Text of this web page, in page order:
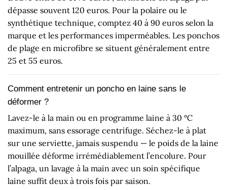
dépasse souvent 120 euros. Pour la polaire ou le
synthétique technique, comptez 40 à 90 euros selon la
marque et les performances imperméables. Les ponchos
de plage en microfibre se situent généralement entre
25 et 55 euros.
Comment entretenir un poncho en laine sans le
déformer ?
Lavez-le à la main ou en programme laine à 30 °C
maximum, sans essorage centrifuge. Séchez-le à plat
sur une serviette, jamais suspendu — le poids de la laine
mouillée déforme irrémédiablement l’encolure. Pour
l’alpaga, un lavage à la main avec un soin spécifique
laine suffit deux à trois fois par saison.